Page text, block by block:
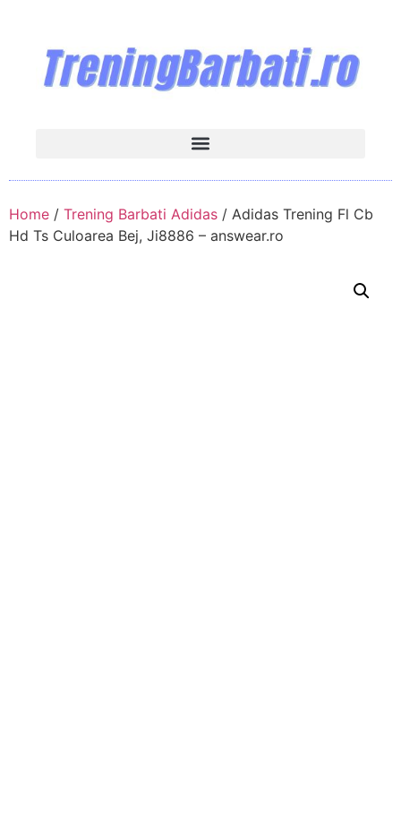
Home / Trening Barbati Adidas / Adidas Trening Fl Cb
Hd Ts Culoarea Bej, Ji8886 – answear.ro